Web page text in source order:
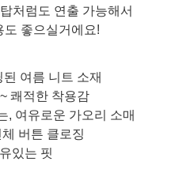
처럼도 연출 가능해서
도 좋으실거에요!
된 여름 니트 소재
쾌적한 착용감
, 여유로운 가오리 소매
버튼 클로징
있는 핏